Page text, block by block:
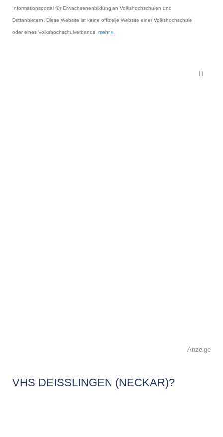
Informationsportal für Erwachsenenbildung an Volkshochschulen und
Drittanbietern. Diese Website ist keine offizielle Website einer Volkshochschule
oder eines Volkshochschulverbands. mehr »
Anzeige
VHS DEISSLINGEN (NECKAR)?